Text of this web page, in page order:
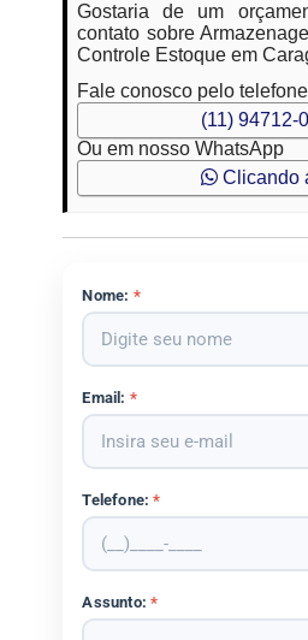
Gostaria de um
contato sobre
Controle Estoque em
Fale conosco pelo telefone
(11) 94712-
Ou em nosso WhatsApp
Clicando
Nome: *
Email: *
Telefone:*
Assunto:*